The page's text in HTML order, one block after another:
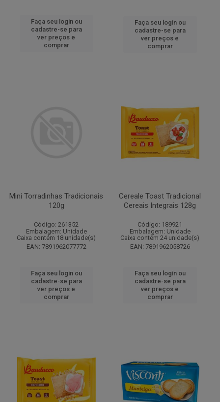
Faça seu login ou
cadastre-se para
ver preços e
comprar
Faça seu login ou
cadastre-se para
ver preços e
comprar
Mini Torradinhas Tradicionais
120g
Código: 261352
Embalagem: Unidade
Caixa contém 18 unidade(s)
EAN: 7891962077772
Faça seu login ou
cadastre-se para
ver preços e
comprar
Cereale Toast Tradicional
Cereais Integrais 128g
Código: 189921
Embalagem: Unidade
Caixa contém 24 unidade(s)
EAN: 7891962058726
Faça seu login ou
cadastre-se para
ver preços e
comprar